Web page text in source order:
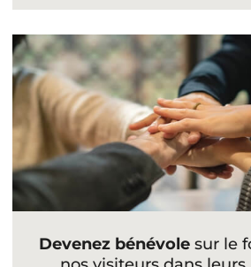
Devenez bénévolesur le